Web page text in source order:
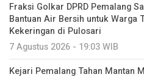
Fraksi Golkar DPRD Pemalang
Bantuan Air Bersih untuk Warga
Kekeringan di Pulosari
7 Agustus 2026 - 19:03 WIB
Kejari Pemalang Tahan Mantan